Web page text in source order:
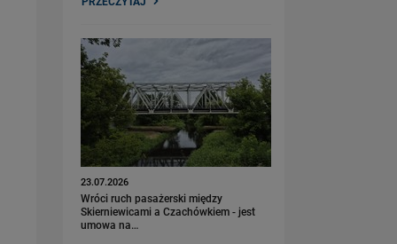
23.07.2026
Wróci ruch pasażerski między
Skierniewicami a Czachówkiem - jest
umowa na…